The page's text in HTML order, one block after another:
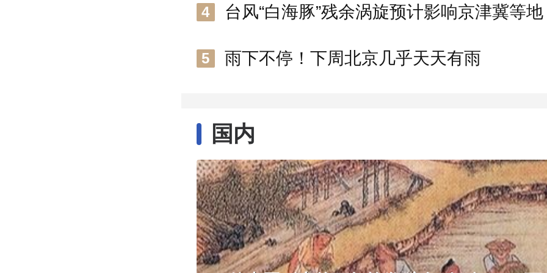
4 台风“白海豚”残余涡旋预计影响京津冀等地
5 雨下不停！下周北京几乎天天有雨
国内